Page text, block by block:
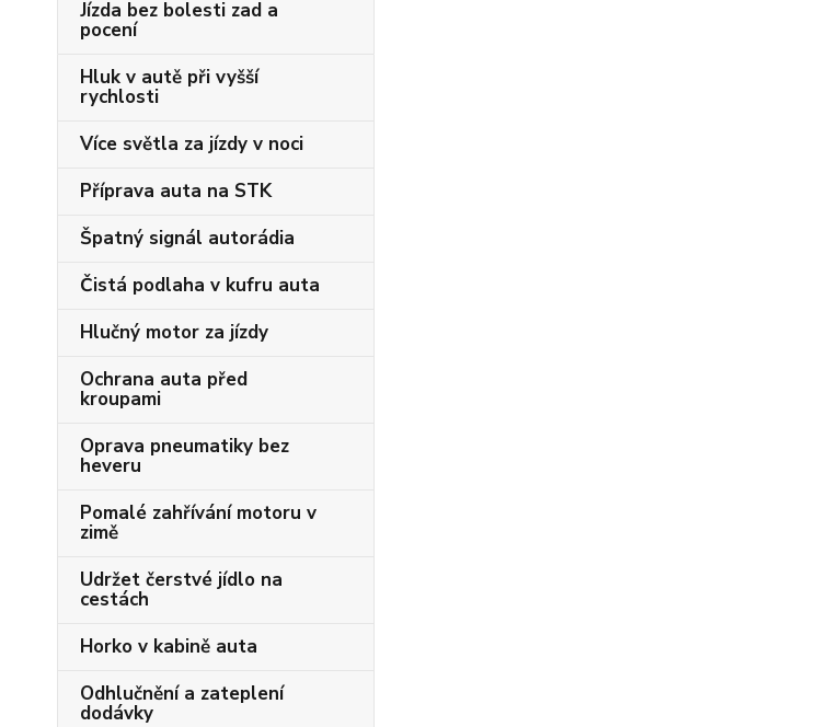
Jízda bez bolesti zad a
pocení
Hluk v autě při vyšší
rychlosti
Více světla za jízdy v noci
Příprava auta na STK
Špatný signál autorádia
Čistá podlaha v kufru auta
Hlučný motor za jízdy
Ochrana auta před
kroupami
Oprava pneumatiky bez
heveru
Pomalé zahřívání motoru v
zimě
Udržet čerstvé jídlo na
cestách
Horko v kabině auta
Odhlučnění a zateplení
dodávky